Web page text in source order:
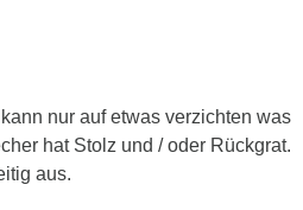
nur auf etwas verzichten was
hat Stolz und / oder Rückgrat.
aus.